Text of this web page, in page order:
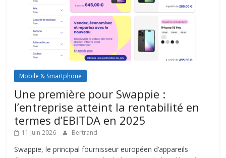
Mobile & Smartphone
Une première pour Swappie :
l’entreprise atteint la rentabilité en
termes d’EBITDA en 2025
11 juin 2026 Bertrand
Swappie, le principal fournisseur européen d’appareils